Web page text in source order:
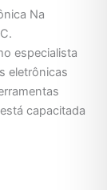
Na
especialista
eletrônicas
capacitada